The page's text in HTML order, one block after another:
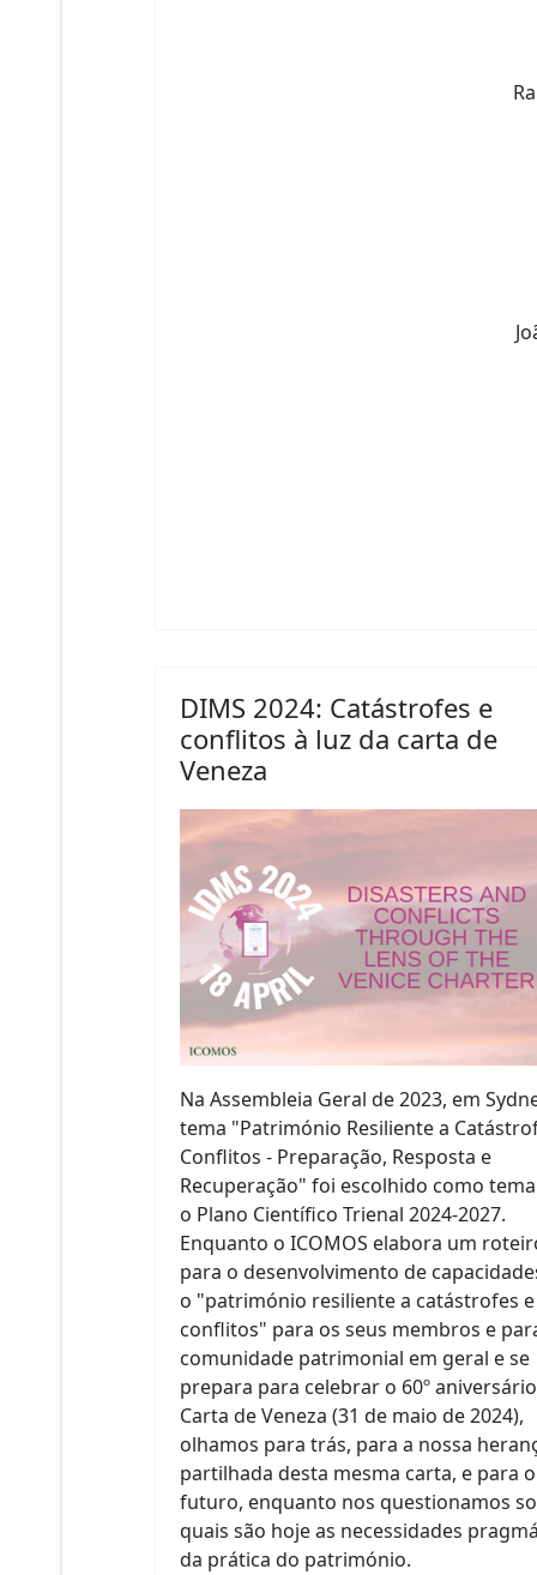
DIMS 2024: Catástrofes e
conflitos à luz da carta de
Veneza
Na Assembleia Geral de 2023, em
tema "Património Resiliente a
Conflitos - Preparação, Resposta e
Recuperação" foi escolhido como
o Plano Científico Trienal 2024-2027.
Enquanto o ICOMOS elabora um
para o desenvolvimento de
o "património resiliente a catástrofes e
conflitos" para os seus membros e
comunidade patrimonial em geral e se
prepara para celebrar o 60º
Carta de Veneza (31 de maio de 2024),
olhamos para trás, para a nossa
partilhada desta mesma carta, e para o
futuro, enquanto nos questionamos
quais são hoje as necessidades
da prática do património.